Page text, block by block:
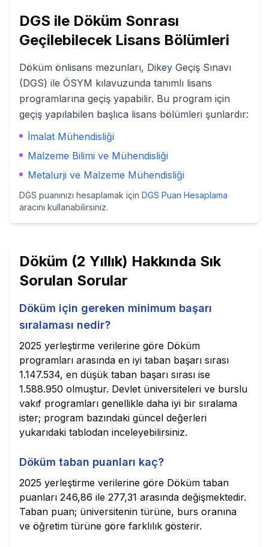
DGS ile Döküm Sonrası
Geçilebilecek Lisans Bölümleri
Döküm önlisans mezunları, Dikey Geçiş Sınavı
(DGS) ile ÖSYM kılavuzunda tanımlı lisans
programlarına geçiş yapabilir. Bu program için
geçiş yapılabilen başlıca lisans bölümleri şunlardır:
İmalat Mühendisliği
Malzeme Bilimi ve Mühendisliği
Metalurji ve Malzeme Mühendisliği
DGS puanınızı hesaplamak için DGS Puan Hesaplama
aracını kullanabilirsiniz.
Döküm (2 Yıllık) Hakkında Sık
Sorulan Sorular
Döküm için gereken minimum başarı
sıralaması nedir?
2025 yerleştirme verilerine göre Döküm
programları arasında en iyi taban başarı sırası
1.147.534, en düşük taban başarı sırası ise
1.588.950 olmuştur. Devlet üniversiteleri ve burslu
vakıf programları genellikle daha iyi bir sıralama
ister; program bazındaki güncel değerleri
yukarıdaki tablodan inceleyebilirsiniz.
Döküm taban puanları kaç?
2025 yerleştirme verilerine göre Döküm taban
puanları 246,86 ile 277,31 arasında değişmektedir.
Taban puan; üniversitenin türüne, burs oranına
ve öğretim türüne göre farklılık gösterir.